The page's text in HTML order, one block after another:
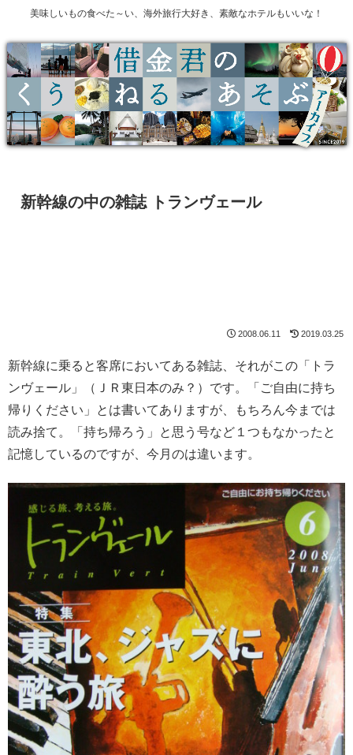
美味しいもの食べた～い、海外旅行大好き、素敵なホテルもいいな！
新幹線の中の雑誌 トランヴェール
2008.06.11 2019.03.25
新幹線に乗ると客席においてある雑誌、それがこの「トラ
ンヴェール」（ＪＲ東日本のみ？）です。「ご自由に持ち
帰りください」とは書いてありますが、もちろん今までは
読み捨て。「持ち帰ろう」と思う号など１つもなかったと
記憶しているのですが、今月のは違います。